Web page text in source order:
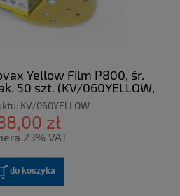
Yellow Film P800, śr.
50 szt. (KV/060YELLOW,
0800)
KV/060YELLOW
zł
23% VAT
do koszyka